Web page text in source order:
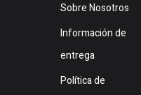
Sobre Nosotros
Información de
entrega
Política de